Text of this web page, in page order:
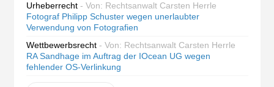
Urheberrecht - Von: Rechtsanwalt Carsten Herrle
Fotograf Philipp Schuster wegen unerlaubter
Verwendung von Fotografien
Wettbewerbsrecht - Von: Rechtsanwalt Carsten Herrle
RA Sandhage im Auftrag der IOcean UG wegen
fehlender OS-Verlinkung